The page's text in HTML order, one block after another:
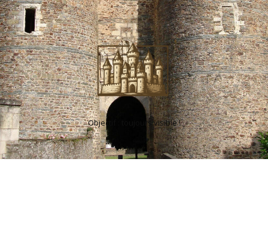
Objectif : toujours visible !